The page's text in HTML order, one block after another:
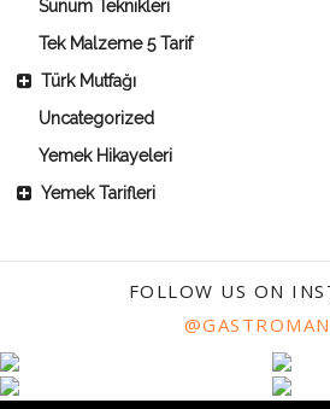
Sunum Teknikleri
Tek Malzeme 5 Tarif
Türk Mutfağı
Uncategorized
Yemek Hikayeleri
Yemek Tarifleri
FOLLOW US ON